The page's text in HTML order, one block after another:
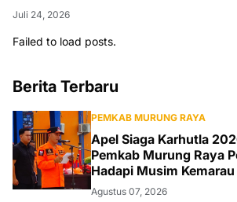
Juli 24, 2026
Failed to load posts.
Berita Terbaru
PEMKAB MURUNG RAYA
Apel Siaga Karhutla
Pemkab Murung Raya
Hadapi Musim Kemarau
Agustus 07, 2026